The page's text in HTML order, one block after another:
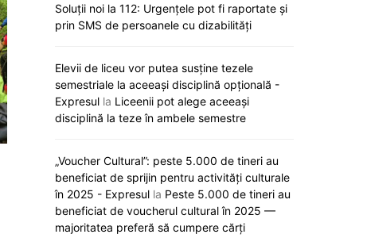
„Viva, Moldova!” răsună astăzi la
Eurovision: Satoshi intră primul în
concurs
12 mai 2026
Noi reguli de
universități. Ce
Soluții noi la 112: Urgențele pot fi raportate și
prin SMS de persoanele cu dizabilități
Elevii de liceu vor putea susține tezele
semestriale la aceeași disciplină opțională -
Expresul la Liceenii pot alege aceeași
disciplină la teze în ambele semestre
„Voucher Cultural”: peste 5.000 de tineri au
beneficiat de sprijin pentru activități culturale
în 2025 - Expresul la Peste 5.000 de tineri au
beneficiat de voucherul cultural în 2025 —
majoritatea preferă să cumpere cărți